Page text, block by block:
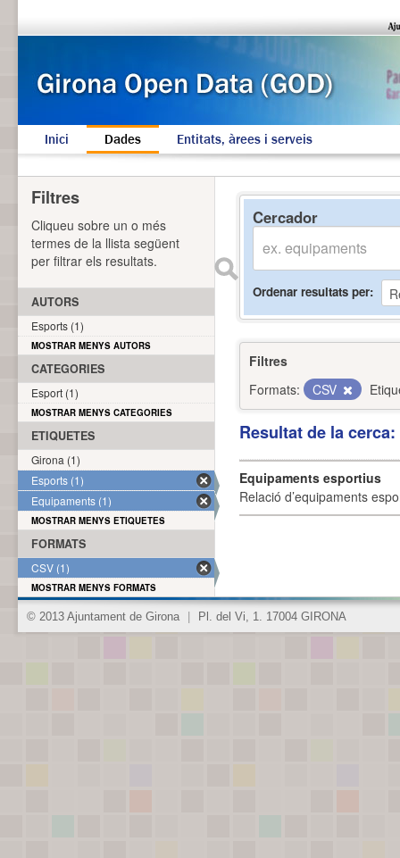
Inici Dades Entitats, àrees i serveis
Cercador
Ordenar resultats per
Filtres
Formats:
CSV
Resultat de la
Equipaments esportius
Relació d’equipaments
Filtres
Cliqueu sobre un o més
termes de la llista següent
per filtrar els resultats.
AUTORS
Esports (1)
MOSTRAR MENYS AUTORS
CATEGORIES
Esport (1)
MOSTRAR MENYS CATEGORIES
ETIQUETES
Girona (1)
Esports (1)
Equipaments (1)
MOSTRAR MENYS ETIQUETES
FORMATS
CSV (1)
MOSTRAR MENYS FORMATS
© 2013 Ajuntament de Girona Pl. del Vi, 1. 17004 GIRONA